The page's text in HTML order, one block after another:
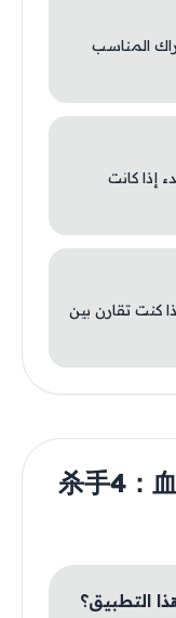
المناسب
إذا كانت
كنت تقارن بين
التطبيق؟